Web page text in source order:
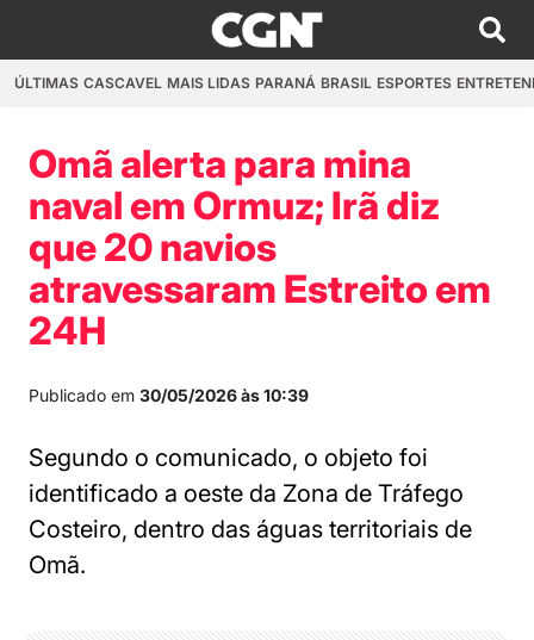
ÚLTIMAS CASCAVEL MAIS LIDAS PARANÁ BRASIL ESPORTES
Omã alerta para mina
naval em Ormuz; Irã diz
que 20 navios
atravessaram Estreito em
24H
Publicado em 30/05/2026 às 10:39
Segundo o comunicado, o objeto foi
identificado a oeste da Zona de Tráfego
Costeiro, dentro das águas territoriais de
Omã.